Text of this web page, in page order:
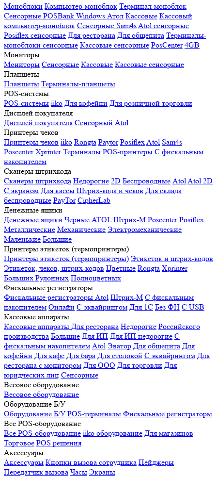
Моноблоки Компьютер-моноблок Терминал-моноблок
Сенсорные POSBank Windows Атол Кассовые Кассовый
компьютер-моноблок Сенсорные Sam4sAtol сенсорные
Posiflex сенсорные Для ресторана Для общепита Терминалы-
моноблоки сенсорные Кассовые сенсорные PosCenter 4GB
Мониторы
Мониторы Сенсорные Кассовые Кассовые сенсорные
Планшеты
Планшеты Терминалы-планшеты
POS-системы
POS-системы iiko Для кофейни Для розничной торговли
Дисплей покупателя
Дисплей покупателя Сенсорный Atol
Принтеры чеков
Принтеры чеков iiko Rongta Paytor PosiflexAtol Sam4s
Poscenter Xprinter Терминалы POS-принтеры С фискальным
накопителем
Сканеры штрихкода
Сканеры штрихкода Недорогие 2D Беспроводные AtolAtol 2D
С экраном Для кассы Штрих-кода и чеков Для склада
беспроводные PayTor CipherLab
Денежные ящики
Денежные ящики Черные ATOL Штрих-М Poscenter Posiflex
Металлические Механические Электромеханические
Маленькие Большие
Принтеры этикеток (термопринтеры)
Принтеры этикеток (термопринтеры) Этикеток и штрих-кодов
Этикеток, чеков, штрих-кодов Цветные Rongta Xprinter
Больших Рулонных Полноцветных
Фискальные регистраторы
Фискальные регистраторы Atol Штрих-М С фискальным
накопителем Онлайн С эквайрингом Для 1С Без ФН С USB
Кассовые аппараты
Кассовые аппараты Для ресторана Недорогие Российского
производства Большие Для ИП Для ИП недорогие С
фискальным накопителем Atol Эватор Для общепита Для
кофейни Для кафе Для бара Для столовой С эквайрингом Для
ресторана с монитором Для ООО Для торговли Для
юридческих лиц Сенсорные
Весовое оборудование
Весовое оборудование
Оборудование Б/У
Оборудование Б/У POS-терминалы Фискальные регистраторы
Все POS-оборудование
Все POS-оборудование iiko оборудование Для магазинов
Торговое POS решения
Аксессуары
Аксессуары Кнопки вызова сотрудника Пейджеры
Передатчик вызова Часы Экраны